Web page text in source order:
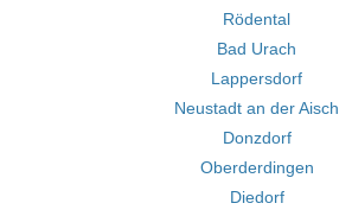
Rödental
Bad Urach
Lappersdorf
Neustadt an der Aisch
Donzdorf
Oberderdingen
Diedorf